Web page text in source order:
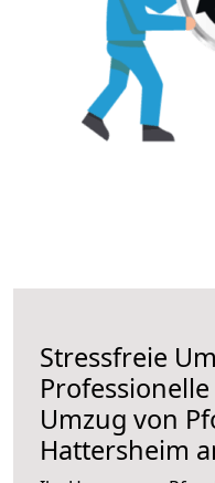
Stressfreie
Umzug von
Hattersheim